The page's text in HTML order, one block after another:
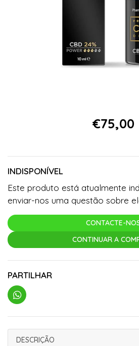
€75,00
INDISPONÍVEL
Este produto está atualmente
enviar-nos uma questão sobre
CONTACTE-
CONTINUAR A
PARTILHAR
DESCRIÇÃO